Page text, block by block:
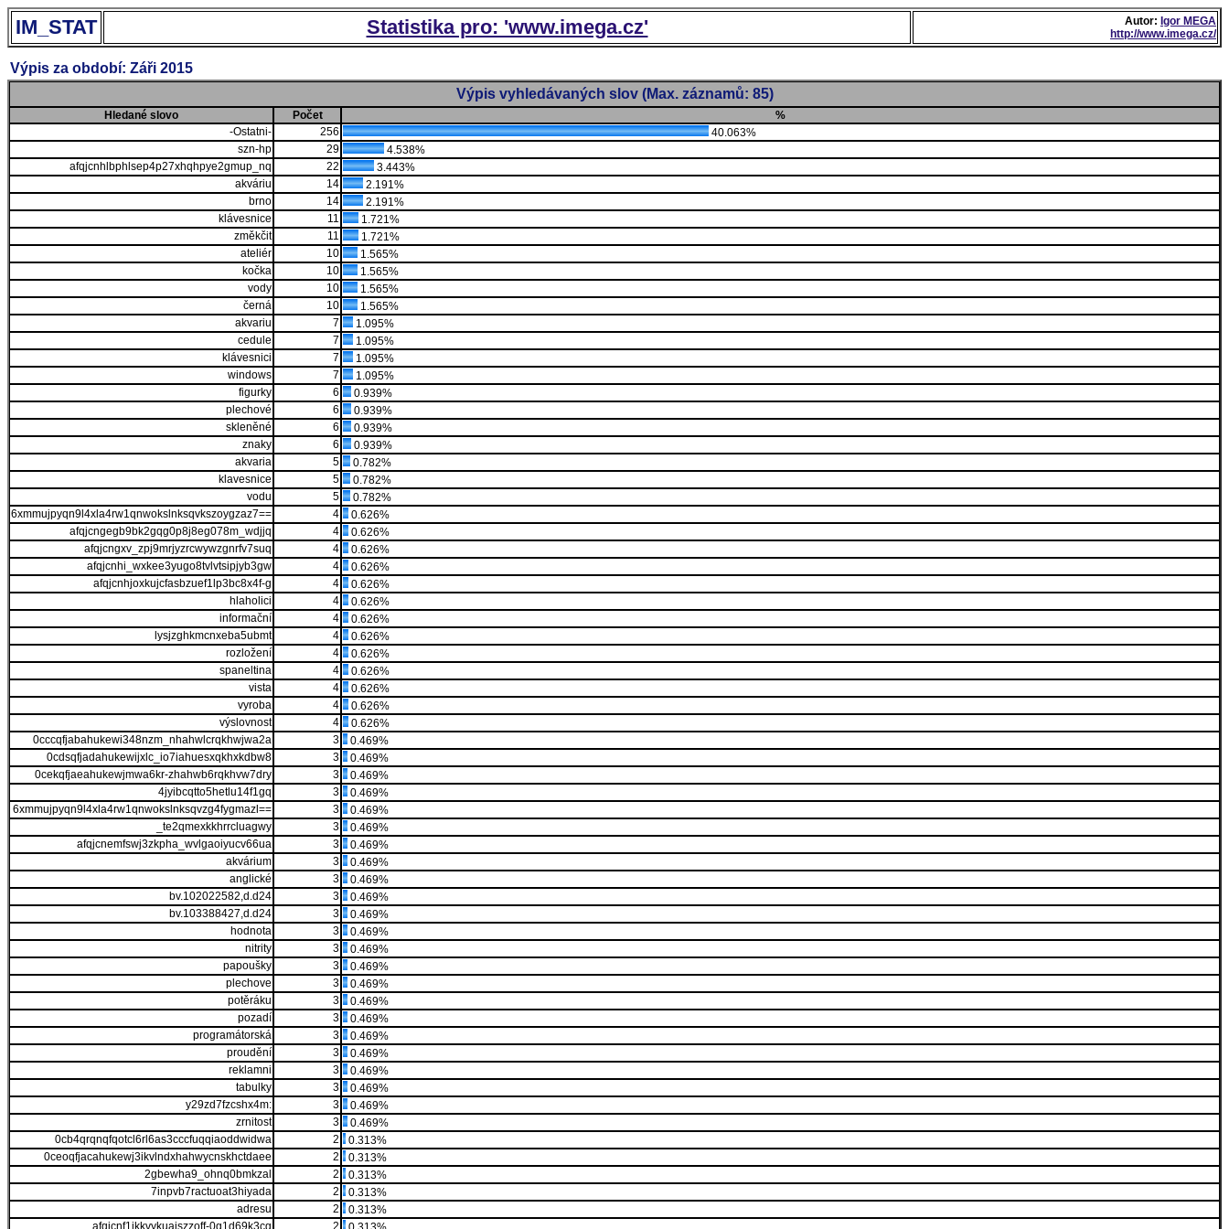
IM_STAT Statistika pro: 'www.imega.cz' Autor: Igor MEGA
http://www.imega.cz/
Výpis za období: Záři 2015
Výpis vyhledávaných slov (Max. záznamů: 85)
Hledané slovo Počet
%
-Ostatni-
256
40.063%
szn-hp
29
4.538%
afqjcnhlbphlsep4p27xhqhpye2gmup_nq
22
3.443%
akváriu
14
2.191%
brno
14
2.191%
klávesnice
11
1.721%
změkčit
11
1.721%
ateliér
10
1.565%
kočka
10
1.565%
vody
10
1.565%
černá
10
1.565%
akvariu
7
1.095%
cedule
7
1.095%
klávesnici
7
1.095%
windows
7
1.095%
figurky
6
0.939%
plechové
6
0.939%
skleněné
6
0.939%
znaky
6
0.939%
akvaria
5
0.782%
klavesnice
5
0.782%
vodu
5
0.782%
6xmmujpyqn9l4xla4rw1qnwokslnksqvkszoygzaz7==
4
0.626%
afqjcngegb9bk2gqg0p8j8eg078m_wdjjq
4
0.626%
afqjcngxv_zpj9mrjyzrcwywzgnrfv7suq
4
0.626%
afqjcnhi_wxkee3yugo8tvlvtsipjyb3gw
4
0.626%
afqjcnhjoxkujcfasbzuef1lp3bc8x4f-g
4
0.626%
hlaholici
4
0.626%
informační
4
0.626%
lysjzghkmcnxeba5ubmt
4
0.626%
rozložení
4
0.626%
spaneltina
4
0.626%
vista
4
0.626%
vyroba
4
0.626%
výslovnost
4
0.626%
0cccqfjabahukewi348nzm_nhahwlcrqkhwjwa2a
3
0.469%
0cdsqfjadahukewijxlc_io7iahuesxqkhxkdbw8
3
0.469%
0cekqfjaeahukewjmwa6kr-zhahwb6rqkhvw7dry
3
0.469%
4jyibcqtto5hetlu14f1gq
3
0.469%
6xmmujpyqn9l4xla4rw1qnwokslnksqvzg4fygmazl==
3
0.469%
_te2qmexkkhrrcluagwy
3
0.469%
afqjcnemfswj3zkpha_wvlgaoiyucv66ua
3
0.469%
akvárium
3
0.469%
anglické
3
0.469%
bv.102022582,d.d24
3
0.469%
bv.103388427,d.d24
3
0.469%
hodnota
3
0.469%
nitrity
3
0.469%
papoušky
3
0.469%
plechove
3
0.469%
potěráku
3
0.469%
pozadí
3
0.469%
programátorská
3
0.469%
proudění
3
0.469%
reklamni
3
0.469%
tabulky
3
0.469%
y29zd7fzcshx4m:
3
0.469%
zrnitost
3
0.469%
0cb4qrqnqfqotcl6rl6as3cccfuqqiaoddwidwa
2
0.313%
0ceoqfjacahukewj3ikvlndxhahwycnskhctdaee
2
0.313%
2gbewha9_ohnq0bmkzal
2
0.313%
7inpvb7ractuoat3hiyada
2
0.313%
adresu
2
0.313%
afqjcnf1jkkvykuaiszzoff-0g1d69k3cg
2